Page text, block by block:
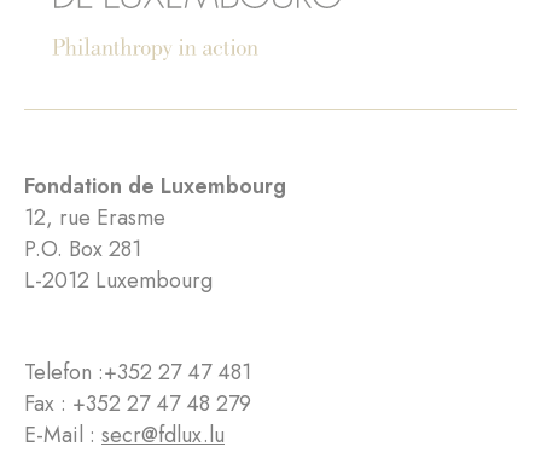
Fondation de Luxembourg
12, rue Erasme
P.O. Box 281
L-2012 Luxembourg
Telefon :+352 27 47 481
Fax : +352 27 47 48 279
E-Mail : secr@fdlux.lu